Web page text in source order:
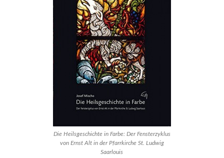
Die Heilsgeschichte in Farbe: Der Fensterzyklus
von Ernst Alt in der Pfarrkirche St. Ludwig
Saarlouis